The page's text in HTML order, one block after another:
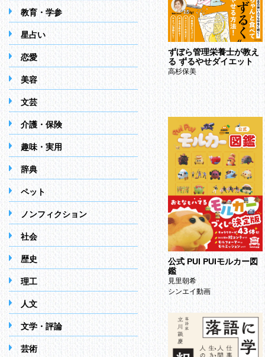
教育・学参
星占い
恋愛
美容
文芸
介護・保険
趣味・実用
辞典
ペット
ノンフィクション
社会
歴史
理工
人文
文学・評論
芸術
ずぼら管理栄養士が教え
る ずるやせダイエット
高杉保美
公式 PUI PUIモルカー図
鑑
見里朝希
シンエイ動画